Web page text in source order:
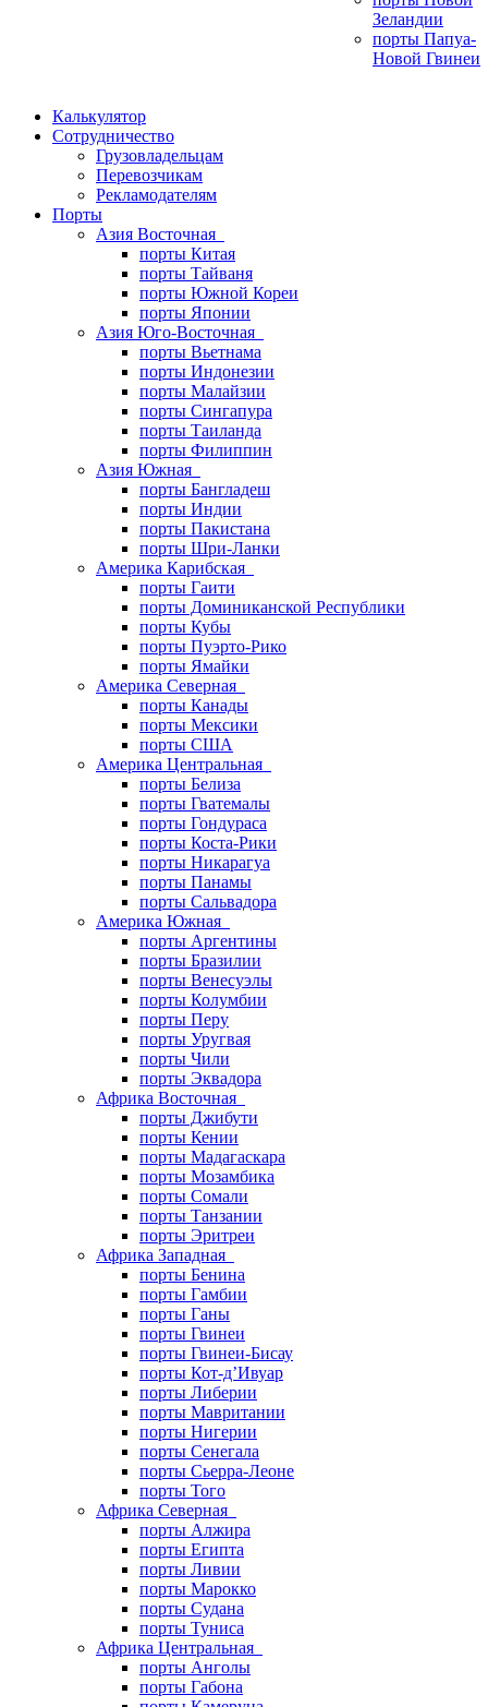
Зеландии
порты Папуа-
Новой Гвинеи
Калькулятор
Сотрудничество
Грузовладельцам
Перевозчикам
Рекламодателям
Порты
Азия Восточная
порты Китая
порты Тайваня
порты Южной Кореи
порты Японии
Азия Юго-Восточная
порты Вьетнама
порты Индонезии
порты Малайзии
порты Сингапура
порты Таиланда
порты Филиппин
Азия Южная
порты Бангладеш
порты Индии
порты Пакистана
порты Шри-Ланки
Америка Карибская
порты Гаити
порты Доминиканской Республики
порты Кубы
порты Пуэрто-Рико
порты Ямайки
Америка Северная
порты Канады
порты Мексики
порты США
Америка Центральная
порты Белиза
порты Гватемалы
порты Гондураса
порты Коста-Рики
порты Никарагуа
порты Панамы
порты Сальвадора
Америка Южная
порты Аргентины
порты Бразилии
порты Венесуэлы
порты Колумбии
порты Перу
порты Уругвая
порты Чили
порты Эквадора
Африка Восточная
порты Джибути
порты Кении
порты Мадагаскара
порты Мозамбика
порты Сомали
порты Танзании
порты Эритреи
Африка Западная
порты Бенина
порты Гамбии
порты Ганы
порты Гвинеи
порты Гвинеи-Бисау
порты Кот-д’Ивуар
порты Либерии
порты Мавритании
порты Нигерии
порты Сенегала
порты Сьерра-Леоне
порты Того
Африка Северная
порты Алжира
порты Египта
порты Ливии
порты Марокко
порты Судана
порты Туниса
Африка Центральная
порты Анголы
порты Габона